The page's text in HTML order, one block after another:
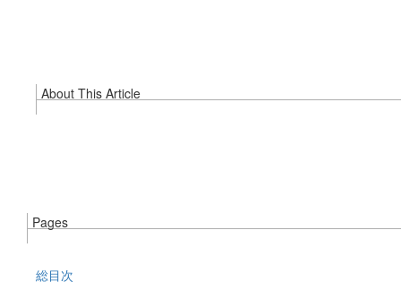
About This Article
Pages
総目次